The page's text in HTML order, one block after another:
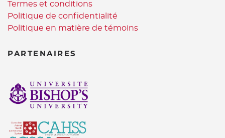
Termes et conditions
Politique de confidentialité
Politique en matière de témoins
PARTENAIRES